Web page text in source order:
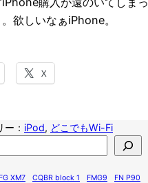
欲しいなぁiPhone。
X
ー： iPod, どこでもWi-Fi
XM7 CQBR block 1 FMG9 FN P90